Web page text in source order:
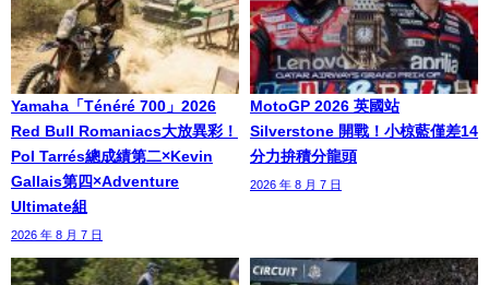
Yamaha「Ténéré 700」2026
Red Bull Romaniacs大放異彩！
Pol Tarrés總成績第二×Kevin
Gallais第四×Adventure
Ultimate組
2026 年 8 月 7 日
MotoGP 2026 英國站
Silverstone 開戰！小椋藍僅差14
分力拚積分龍頭
2026 年 8 月 7 日